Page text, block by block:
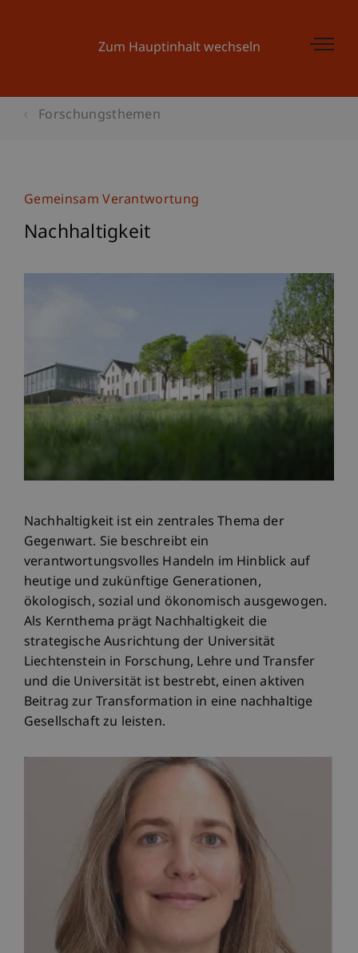
Zum Hauptinhalt wechseln
Forschungsthemen
Gemeinsam Verantwortung
Nachhaltigkeit
Nachhaltigkeit ist ein zentrales Thema der
Gegenwart. Sie beschreibt ein
verantwortungsvolles Handeln im Hinblick auf
heutige und zukünftige Generationen,
ökologisch, sozial und ökonomisch ausgewogen.
Als Kernthema prägt Nachhaltigkeit die
strategische Ausrichtung der Universität
Liechtenstein in Forschung, Lehre und Transfer
und die Universität ist bestrebt, einen aktiven
Beitrag zur Transformation in eine nachhaltige
Gesellschaft zu leisten.